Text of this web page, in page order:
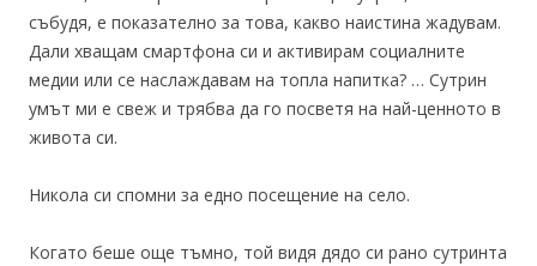
събудя, е показателно за това, какво наистина жадувам.
Дали хващам смартфона си и активирам социалните
медии или се наслаждавам на топла напитка? … Сутрин
умът ми е свеж и трябва да го посветя на най-ценното в
живота си.
Никола си спомни за едно посещение на село.
Когато беше още тъмно, той видя дядо си рано сутринта